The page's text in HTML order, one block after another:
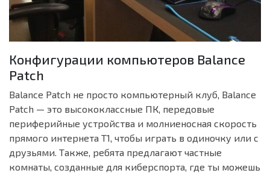
Конфигурации компьютеров Balance
Patch
Balance Patch не просто компьютерный клуб, Balance
Patch — это высококлассные ПК, передовые
периферийные устройства и молниеносная скорость
прямого интернета T1, чтобы играть в одиночку или с
друзьями. Также, ребята предлагают частные
комнаты, созданные для киберспорта, где ты можешь